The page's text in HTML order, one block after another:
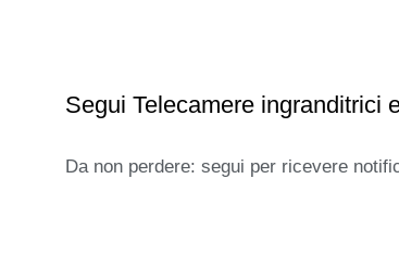
Segui Telecamere ingranditrici
Da non perdere: segui per ricevere